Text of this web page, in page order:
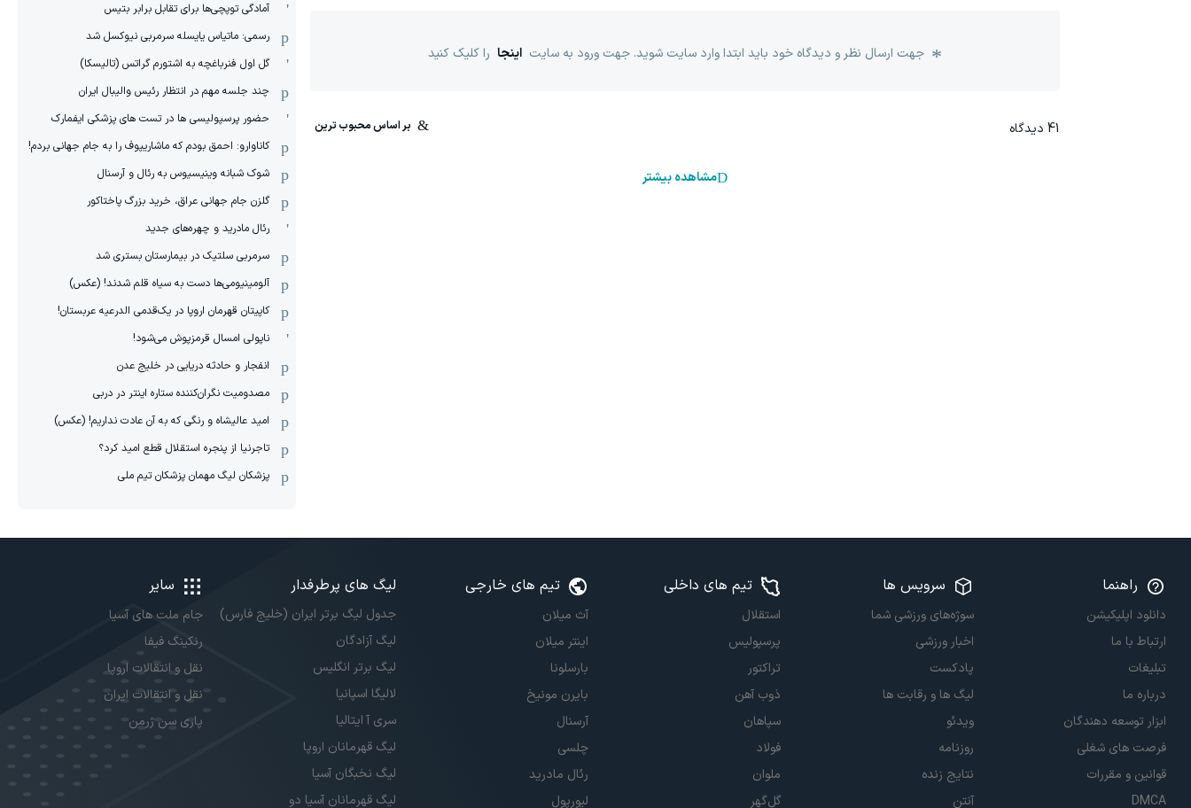
جهت ارسال نظر و دیدگاه خود باید ابتدا وارد سایت شوید. جهت ورود به سایت اینجا را کلیک کنید
41 دیدگاه
مشاهده بیشتر
آمادگی توپچی‌ها برای تقابل برابر بتیس
رسمی: ماتیاس یایسله سرمربی نیوکسل شد
گل اول فنرباغچه به اشتورم گراتس (تالیسکا)
چند جلسه مهم در انتظار رئیس والیبال ایران
حضور پرسپولیسی ها در تست های پزشکی ایفمارک
کاناوارو: احمق بودم که ماشاریپوف را به جام جهانی بردم!
شوک شبانه وینیسیوس به رئال و آرسنال
گلزن جام جهانی عراق، خرید بزرگ پاختاکور
رئال مادرید و چهره‌های جدید
سرمربی سلتیک در بیمارستان بستری شد
آلومینیومی‌ها دست به سیاه قلم شدند! (عکس)
کاپیتان قهرمان اروپا در یک‌قدمی الدرعیه عربستان!
ناپولی امسال قرمزپوش می‌شود!
انفجار و حادثه دریایی در خلیج عدن
مصدومیت نگران‌کننده ستاره اینتر در دربی
امید عالیشاه و رنگی که به آن عادت نداریم! (عکس)
تاجرنیا از پنجره استقلال قطع امید کرد؟
پزشکان لیگ مهمان پزشکان تیم ملی
راهنما
دانلود اپلیکیشن
ارتباط با ما
تبلیغات
درباره ما
ابزار توسعه دهندگان
فرصت های شغلی
قوانین و مقررات
DMCA
سرویس ها
سوژه‌های ورزشی شما
اخبار ورزشی
پادکست
لیگ ها و رقابت ها
ویدئو
روزنامه
نتایج زنده
آنتن
تیم های داخلی
استقلال
پرسپولیس
تراکتور
ذوب آهن
سپاهان
فولاد
ملوان
گل‌گهر
تیم های خارجی
آث میلان
اینتر میلان
بارسلونا
بایرن مونیخ
آرسنال
چلسی
رئال مادرید
لیورپول
لیگ های پرطرفدار
جدول لیگ برتر ایران (خلیج فارس)
لیگ آزادگان
لیگ برتر انگلیس
لالیگا اسپانیا
سری آ ایتالیا
لیگ قهرمانان اروپا
لیگ نخبگان آسیا
لیگ قهرمانان آسیا دو
سایر
جام ملت های آسیا
رنکینگ فیفا
نقل و انتقالات اروپا
نقل و انتقالات ایران
پاری سن ژرمن